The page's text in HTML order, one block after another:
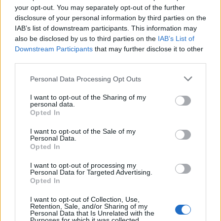
your opt-out. You may separately opt-out of the further
disclosure of your personal information by third parties on the
IAB’s list of downstream participants. This information may
also be disclosed by us to third parties on the IAB’s List of
Downstream Participants that may further disclose it to other
Personal Data Processing Opt Outs
I want to opt-out of the Sharing of my
personal data.
Opted In
I want to opt-out of the Sale of my
Personal Data.
Opted In
I want to opt-out of processing my
Personal Data for Targeted Advertising.
Opted In
I want to opt-out of Collection, Use,
Retention, Sale, and/or Sharing of my
Personal Data that Is Unrelated with the
amerikai hírszerzés szerint
Székely Sport
jönni fognak a jó eredmények
B. Máthé Zsuzsa: Az élet
„doktoriját” végeztem el az